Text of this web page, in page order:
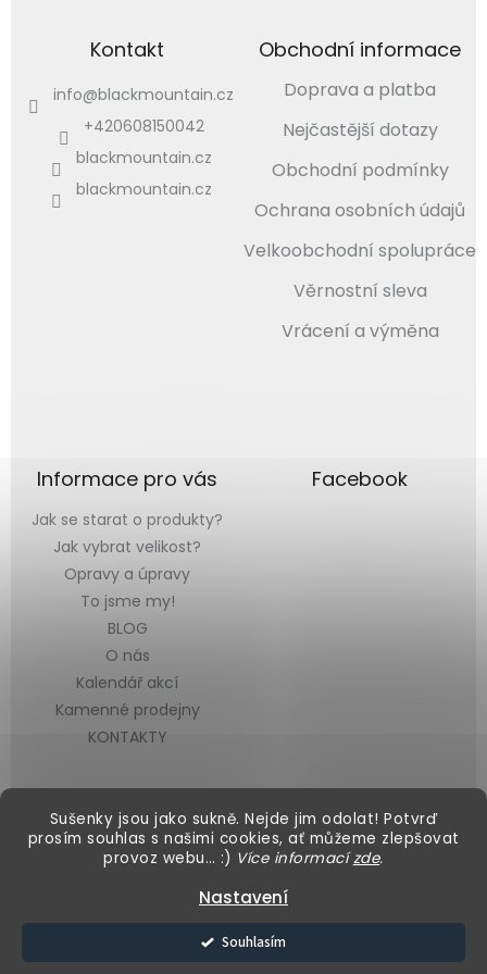
Sušenky jsou jako sukně. Nejde jim odolat! Potvrď
prosím souhlas s našimi cookies, ať můžeme zlepšovat
provoz webu… :) Více informacízde.
Nastavení
Souhlasím
Kontakt
info@blackmountain.cz
+420608150042
blackmountain.cz
blackmountain.cz
Obchodní informace
Doprava a platba
Nejčastější dotazy
Obchodní podmínky
Ochrana osobních údajů
Velkoobchodní spolupráce
Věrnostní sleva
Vrácení a výměna
Informace pro vás
Jak se starat o produkty?
Jak vybrat velikost?
Opravy a úpravy
To jsme my!
BLOG
O nás
Kalendář akcí
Kamenné prodejny
KONTAKTY
Facebook
Vytvořil Shoptet &
Copyright 2026Black Mountain. Všechna práva vyhrazena.
Upravit nastavení cookies